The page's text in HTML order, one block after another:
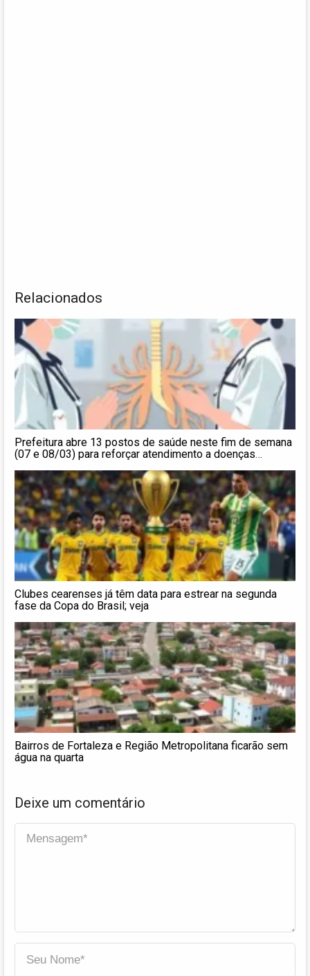
Relacionados
Prefeitura abre 13 postos de saúde neste fim de semana
(07 e 08/03) para reforçar atendimento a doenças
Clubes cearenses já têm data para estrear na segunda
fase da Copa do Brasil; veja
Bairros de Fortaleza e Região Metropolitana ficarão sem
água na quarta
Deixe um comentário